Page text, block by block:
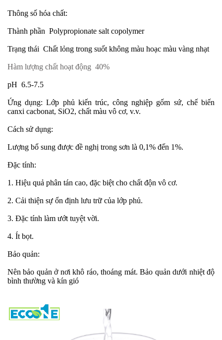
Thông số hóa chất:
Thành phần Polypropionate salt copolymer
Trạng thái Chất lỏng trong suốt không màu hoạc màu vàng nhạt
Hàm lượng chất hoạt động 40%
pH 6.5-7.5
Ứng dụng: Lớp phủ kiến trúc, công nghiệp gốm sứ, chế biến
canxi cacbonat, SiO2, chất màu vô cơ, v.v.
Cách sử dụng:
Lượng bổ sung được đề nghị trong sơn là 0,1% đến 1%.
Đặc tính:
1. Hiệu quả phân tán cao, đặc biệt cho chất độn vô cơ.
2. Cải thiện sự ổn định lưu trữ của lớp phủ.
3. Đặc tính làm ướt tuyệt vời.
4. Ít bọt.
Bảo quản:
Nên bảo quản ở nơi khô ráo, thoáng mát. Bảo quản dưới nhiệt độ
bình thường và kín gió